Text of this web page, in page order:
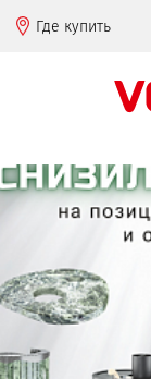
Где купить